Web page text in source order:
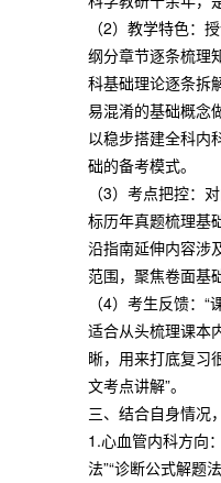
（2）教学特色：
纲分章节逐条梳理
科基础理论逐条拆
易混淆的基础概念
以稳步搭建全科内
础的备考模式。
（3）考点把控：
标历年真题梳理基
沿指南延伸内容涉
范围，聚焦卷面基
（4）考生反馈：
适合从头梳理课本
晰，用来打底复习
文考点讲解”。
三、结合自身情况
1.心血管内科方向
法”“诊断公式解题